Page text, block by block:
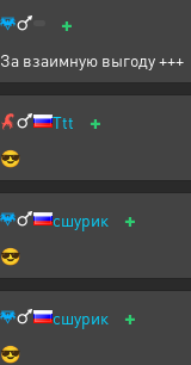
+
За взаимную выгоду +++
Ttt +
😎
сшурик +
😎
сшурик +
😎